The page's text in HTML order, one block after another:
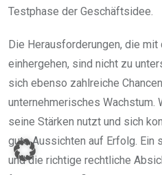
Testphase der Geschäftsidee.
Die Herausforderungen, die
einhergehen, sind nicht zu
sich ebenso zahlreiche
unternehmerisches Wachstum.
seine Stärken nutzt und sich
gute Aussichten auf Erfolg. Ein
und die richtige rechtliche